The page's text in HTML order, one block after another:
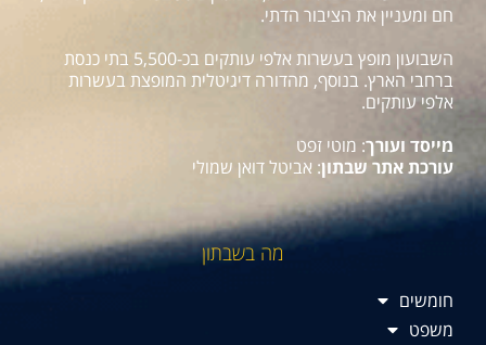
חם ומעניין את הציבור הדתי.
השבועון מופץ בעשרות אלפי עותקים בכ-5,500 בתי כנסת
ברחבי הארץ. בנוסף, מהדורה דיגיטלית המופצת בעשרות
אלפי עותקים.
מייסד ועורך: מוטי זפט
עורכת אתר שבתון: אביטל דואן שמולי
מה בשבתון
חומשים
משפט